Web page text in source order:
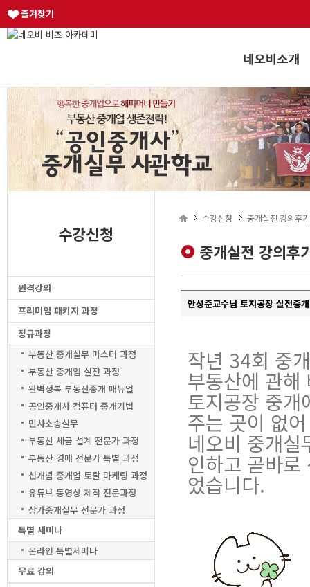
즐겨찾기
수강신청
원격강의
프리미엄 패키지 과정
정규과정
부동산 중개실무 마스터 과정
부동산 중개업 실전 과정
완벽정복 부동산중개 매뉴얼
공인중개사 컴퓨터 중개기법
민사소송실무
부동산 세금 설계 전문가 과정
부동산 경매 전문가 특별 과정
신개념 중개업 토탈 마케팅 과정
유튜브 동영상 제작 전문과정
상가중개실무 전문가 과정
특별 세미나
온라인 특별세미나
무료 강의
수강신청 중개실전 강의후기
중개실전 강의후
안성준교수님 토지공장 실전중
작년 34회 중
부동산에 관해
토지공장 중개
주는 곳이 없
네오비 중개
인하고 곧바
었습니다.